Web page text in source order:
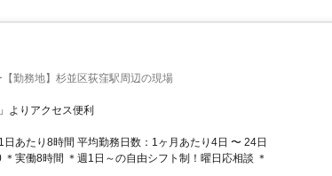
勤務地】杉並区荻窪駅周辺の現場
よりアクセス便利
あたり8時間 平均勤務日数：1ヶ月あたり4日 〜 24日
＊実働8時間 ＊週1日～の自由シフト制！曜日応相談 ＊